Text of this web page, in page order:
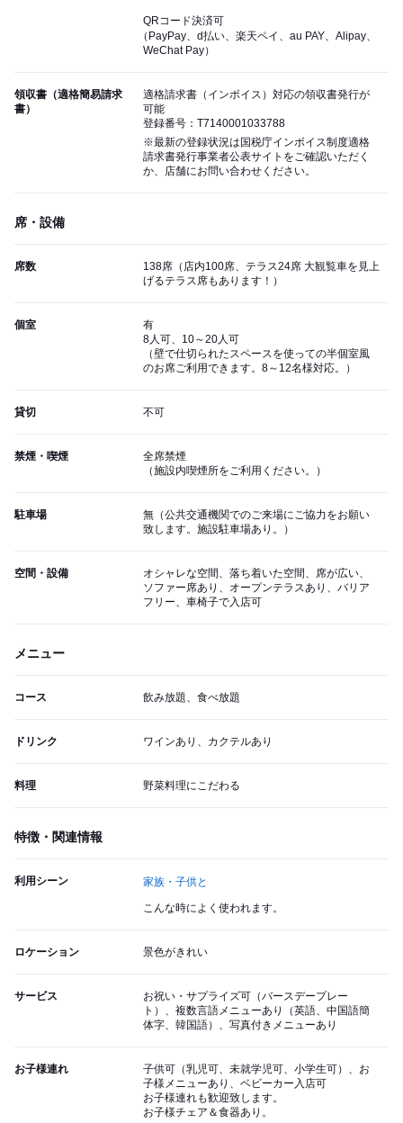
QRコード決済可
（PayPay、d払い、楽天ペイ、au PAY、Alipay、
WeChat Pay）
領収書（適格簡易請求
書）
適格請求書（インボイス）対応の領収書発行が
可能
登録番号：T7140001033788
※最新の登録状況は国税庁インボイス制度適格
請求書発行事業者公表サイトをご確認いただく
か、店舗にお問い合わせください。
席・設備
席数
138席（店内100席、テラス24席 大観覧車を見上
げるテラス席もあります！）
個室
有
8人可、10～20人可
（壁で仕切られたスペースを使っての半個室風
のお席ご利用できます。8～12名様対応。）
貸切 不可
禁煙・喫煙
全席禁煙
（施設内喫煙所をご利用ください。）
駐車場
無（公共交通機関でのご来場にご協力をお願い
致します。施設駐車場あり。）
空間・設備
オシャレな空間、落ち着いた空間、席が広い、
ソファー席あり、オープンテラスあり、バリア
フリー、車椅子で入店可
メニュー
コース 飲み放題、食べ放題
ドリンク ワインあり、カクテルあり
料理 野菜料理にこだわる
特徴・関連情報
利用シーン 家族・子供と
こんな時によく使われます。
ロケーション 景色がきれい
サービス
お祝い・サプライズ可（バースデープレー
ト）、複数言語メニューあり（英語、中国語簡
体字、韓国語）、写真付きメニューあり
お子様連れ
子供可（乳児可、未就学児可、小学生可）、お
子様メニューあり、ベビーカー入店可
お子様連れも歓迎致します。
お子様チェア＆食器あり。